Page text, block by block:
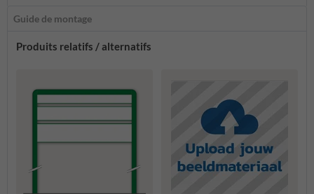
Guide de montage
Produits relatifs / alternatifs